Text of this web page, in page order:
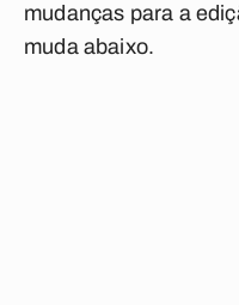
mudanças para a
muda abaixo.